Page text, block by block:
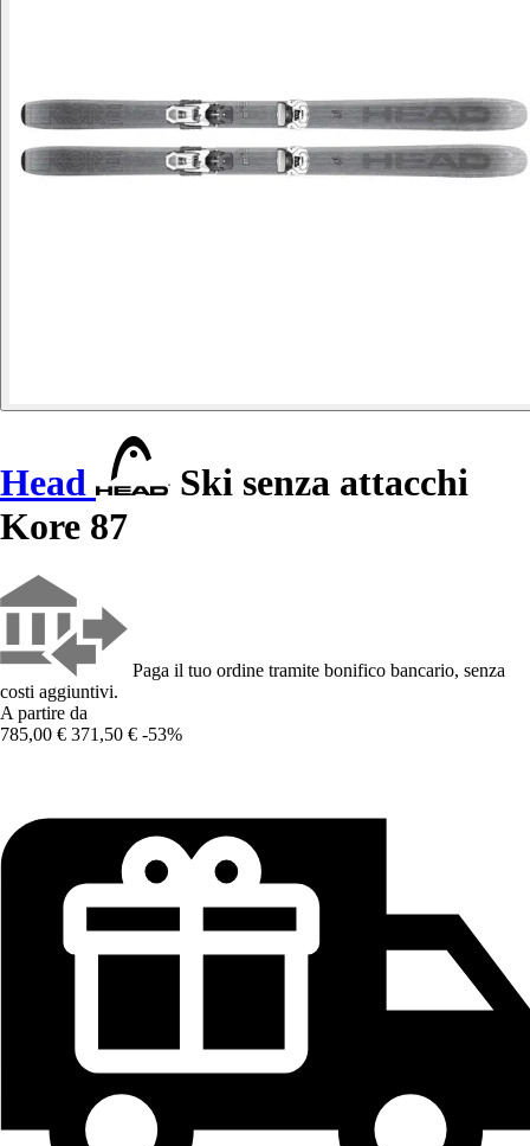
Head
Ski senza attacchi
Kore 87
Paga il tuo ordine tramite bonifico bancario, senza
costi aggiuntivi.
A partire da
785,00 € 371,50 € -53%